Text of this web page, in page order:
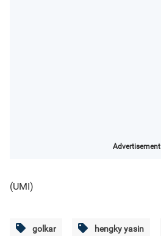
Advertisement
(UMI)
golkar hengky yasin